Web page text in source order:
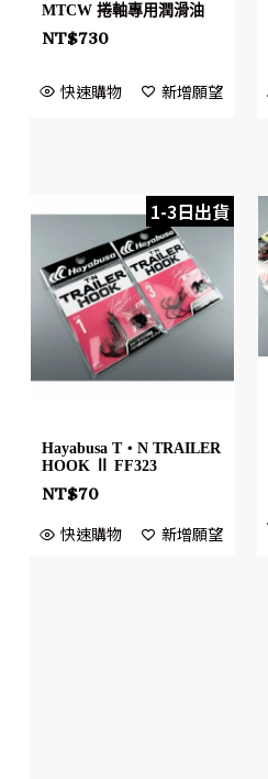
MTCW 捲軸專用潤滑油
NT$730
快速購物 新增願望
1-3日出貨
Hayabusa T・N TRAILER
HOOK Ⅱ FF323
NT$70
快速購物 新增願望